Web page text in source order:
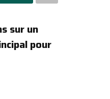
sur un
pour